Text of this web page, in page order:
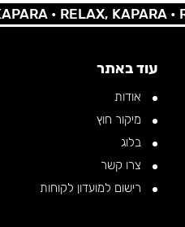
•RELAX, KAPARA •
עוד באתר
אודות
מיקור חוץ
בלוג
צרו קשר
רישום למועדון לקוחות